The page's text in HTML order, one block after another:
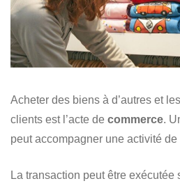
Acheter des biens à d’autres et
clients est l’acte de commerce.
peut accompagner une activité de
La transaction peut être exécutée